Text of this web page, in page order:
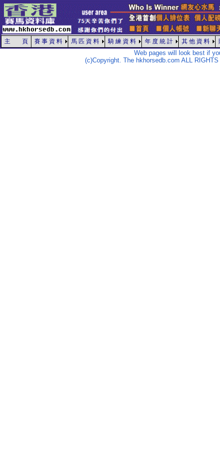
主 頁 賽 事 資 料 馬 匹 資 料 騎 練 資 料 年 度 統 計 其 他 資 料
Web pages will look best if
(c)Copyright. The hkhorsedb.com ALL